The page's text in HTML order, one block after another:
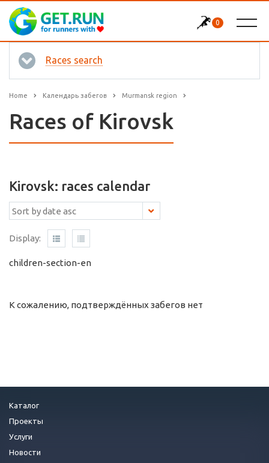
0
Races search
Home Календарь забегов Murmansk region
Races of Kirovsk
Kirovsk: races calendar
Display:
children-section-en
К сожалению, подтверждённых забегов нет
Каталог
Проекты
Услуги
Новости